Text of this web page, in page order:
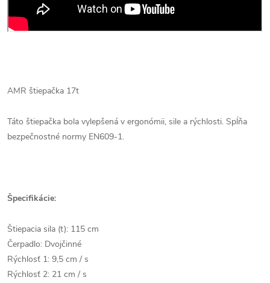
AMR štiepačka 17t
Táto štiepačka bola vylepšená v ergonómii, sile a rýchlosti. Spĺňa
bezpečnostné normy EN609-1.
Špecifikácie:
Štiepacia sila (t): 115 cm
Čerpadlo: Dvojčinné
Rýchlosť 1: 9,5 cm / s
Rýchlosť 2: 21 cm / s